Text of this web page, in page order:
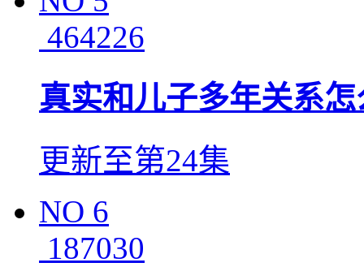
464226
真实和儿子多年关系怎
更新至第24集
NO 6
187030